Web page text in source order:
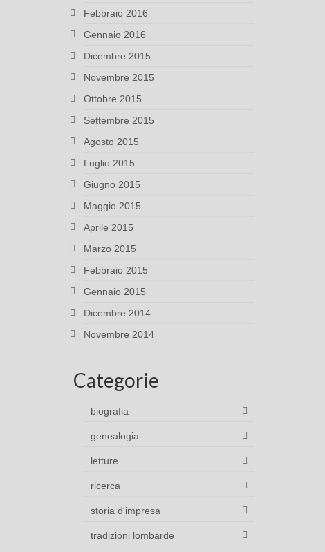
Febbraio 2016
Gennaio 2016
Dicembre 2015
Novembre 2015
Ottobre 2015
Settembre 2015
Agosto 2015
Luglio 2015
Giugno 2015
Maggio 2015
Aprile 2015
Marzo 2015
Febbraio 2015
Gennaio 2015
Dicembre 2014
Novembre 2014
Categorie
biografia
genealogia
letture
ricerca
storia d'impresa
tradizioni lombarde